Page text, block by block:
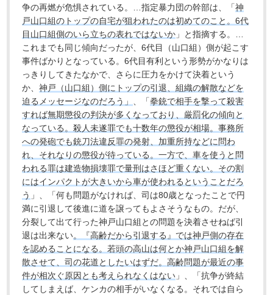
争の再燃が危惧されている。…指定暴力団の幹部は、「神
戸山口組のトップの自宅が狙われたのは初めてのこと。6代
目山口組側のいら立ちの表れではないか 」と指摘する。…
これまでも同じ傾向だったが、6代目（山口組）側が起こす
事件ばかりとなっている。6代目有利という形勢がかなりは
っきりしてきたなかで、さらに圧力をかけて決着という
か、神戸（山口組）側にトップの引退、組織の解散などを
迫るメッセージなのだろう」
、「拳銃で相手を撃って殺害
すれば無期懲役の判決が多くなっており、厳罰化の傾向と
なっている。殺人未遂罪でも十数年の懲役が相場。事務所
への発砲でも銃刀法違反罪の発射、加重所持などに問わ
れ、それなりの懲役が待っている。一方で、車を使うと問
われる罪は建造物損壊罪で量刑はさほど重くない。その割
にはインパクトが大きいから車が使われるということだろ
う 」、「何も問題がなければ、司は80歳となったことで円
満に引退して後進に道を譲ってもよさそうなもの。だが、
分裂して出て行った神戸山口組との問題を決着させねば引
退は出来ない。『高齢だから引退する』では神戸側の存在
を認めることになる。若頭の高山は何とか神戸山口組を解
散させて、司の花道としたいはずだ。高齢問題が最近の事
件が相次ぐ原因とも考えられなくはない 」、「抗争が終結
してしまえば、ケンカの相手がいなくなる。それでは自ら